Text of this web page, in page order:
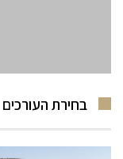
בחירת העורכים